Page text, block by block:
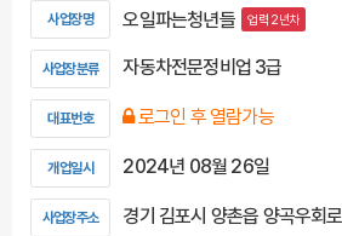
사업장명 오일파는청년들 업력 2년차
사업장분류 자동차전문정비업 3급
대표번호 로그인 후 열람가능
개업일시 2024년 08월 26일
사업장주소 경기 김포시 양촌읍 양곡우회